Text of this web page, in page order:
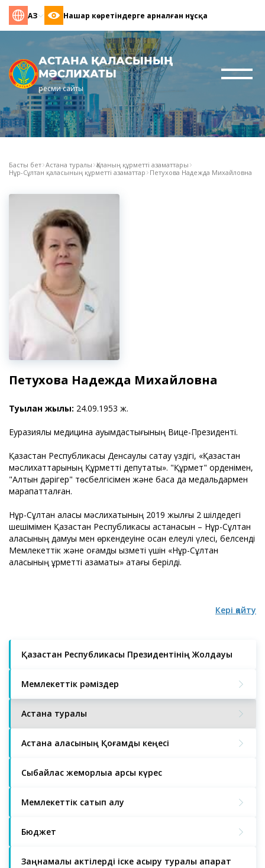
ҚАЗ Нашар көретіндерге арналған нұсқа
АСТАНА ҚАЛАСЫНЫҢ
МӘСЛИХАТЫ
ресми сайты
Қазақстан Республикасы Президентінің Жолдауы
Мемлекеттік рәміздер
Астана туралы
Астана қаласының Қоғамдық кеңесі
Сыбайлас жемқорлыққа қарсы күрес
Мемлекеттік сатып алу
Бюджет
Заңнамалық актілерді іске асыру туралы ақпарат
Басты бет Астана туралы Қаланың құрметті азаматтары
Нұр-Сұлтан қаласының құрметті азаматтар Петухова Надежда Михайловна
Петухова Надежда Михайловна
Туылған жылы: 24.09.1953 ж.
Еуразиялық медицина қауымдастығының Вице-Президенті.
Қазақстан Республикасы Денсаулық сақтау үздігі, «Қазақстан
мәслихаттарының Құрметті депутаты». "Құрмет" орденімен,
"Алтын дәрігер" төсбелгісімен және басқа да медальдармен
марапатталған.
Нұр-Сұлтан қаласы мәслихатының 2019 жылғы 2 шілдедегі
шешімімен Қазақстан Республикасы астанасын – Нұр-Сұлтан
қаласының дамуы мен өркендеуіне қосқан елеулі үлесі, белсенді
Мемлекеттік және қоғамдық қызметі үшін «Нұр-Сұлтан
қаласының құрметті азаматы» атағы берілді.
Кері қайту